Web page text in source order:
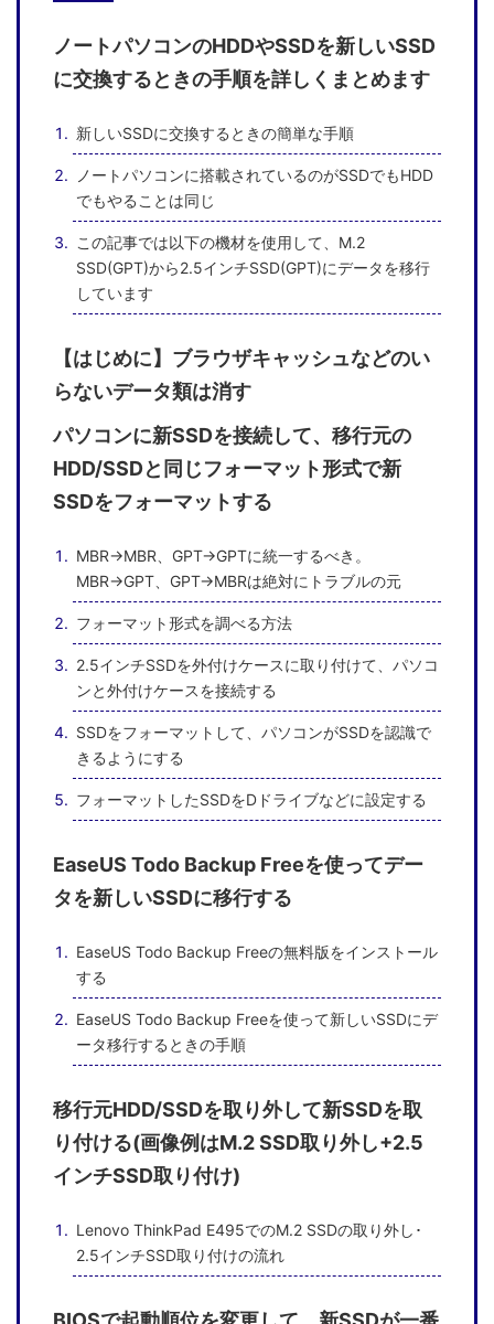
ノートパソコンのHDDやSSDを新しいSSD
に交換するときの手順を詳しくまとめます
新しいSSDに交換するときの簡単な手順
ノートパソコンに搭載されているのがSSDでもHDD
でもやることは同じ
この記事では以下の機材を使用して、M.2
SSD(GPT)から2.5インチSSD(GPT)にデータを移行
しています
【はじめに】ブラウザキャッシュなどのい
らないデータ類は消す
パソコンに新SSDを接続して、移行元の
HDD/SSDと同じフォーマット形式で新
SSDをフォーマットする
MBR→MBR、GPT→GPTに統一するべき。
MBR→GPT、GPT→MBRは絶対にトラブルの元
フォーマット形式を調べる方法
2.5インチSSDを外付けケースに取り付けて、パソコ
ンと外付けケースを接続する
SSDをフォーマットして、パソコンがSSDを認識で
きるようにする
フォーマットしたSSDをDドライブなどに設定する
EaseUS Todo Backup Freeを使ってデー
タを新しいSSDに移行する
EaseUS Todo Backup Freeの無料版をインストール
する
EaseUS Todo Backup Freeを使って新しいSSDにデ
ータ移行するときの手順
移行元HDD/SSDを取り外して新SSDを取
り付ける(画像例はM.2 SSD取り外し+2.5
インチSSD取り付け)
Lenovo ThinkPad E495でのM.2 SSDの取り外し･
2.5インチSSD取り付けの流れ